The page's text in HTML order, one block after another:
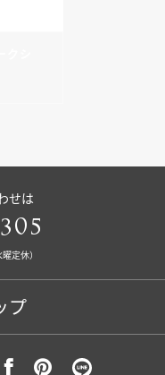
せは
定休）
プ